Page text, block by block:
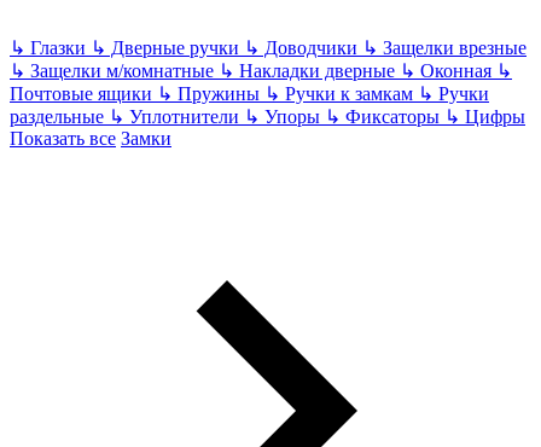
↳ Глазки ↳ Дверные ручки ↳ Доводчики ↳ Защелки врезные
↳ Защелки м/комнатные ↳ Накладки дверные ↳ Оконная ↳
Почтовые ящики ↳ Пружины ↳ Ручки к замкам ↳ Ручки
раздельные ↳ Уплотнители ↳ Упоры ↳ Фиксаторы ↳ Цифры
Показать все Замки